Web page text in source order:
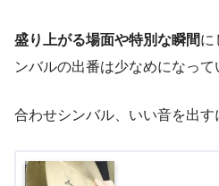
盛り上がる場面や特別な瞬間に
ンバルの出番は少なめになって
合わせシンバル、いい音を出す